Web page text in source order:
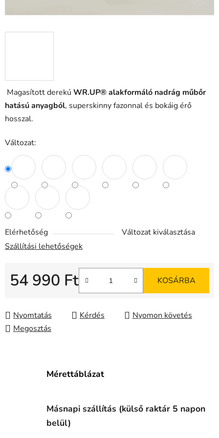
Magasított derekú WR.UP® alakformáló nadrág műbőr
hatású anyagból, superskinny fazonnal és bokáig érő
hosszal.
Változat:
Elérhetőség
Változat kiválasztása
Szállítási lehetőségek
54 990 Ft KOSÁRBA
Nyomtatás Kérdés
Nyomon követés
Megosztás
Mérettáblázat
Másnapi szállítás (külső raktár 5 napon
belül)